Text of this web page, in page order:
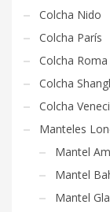
Colcha Nido
Colcha París
Colcha Roma
Colcha
Colcha
Manteles
Mantel
Mantel
Mantel